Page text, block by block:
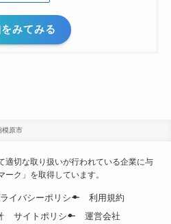
みてみる
模原市
適切な取り扱いが行われている企業に与
ーク」を取得しています。
イバシーポリシー
利用規約
サイトポリシー 運営会社